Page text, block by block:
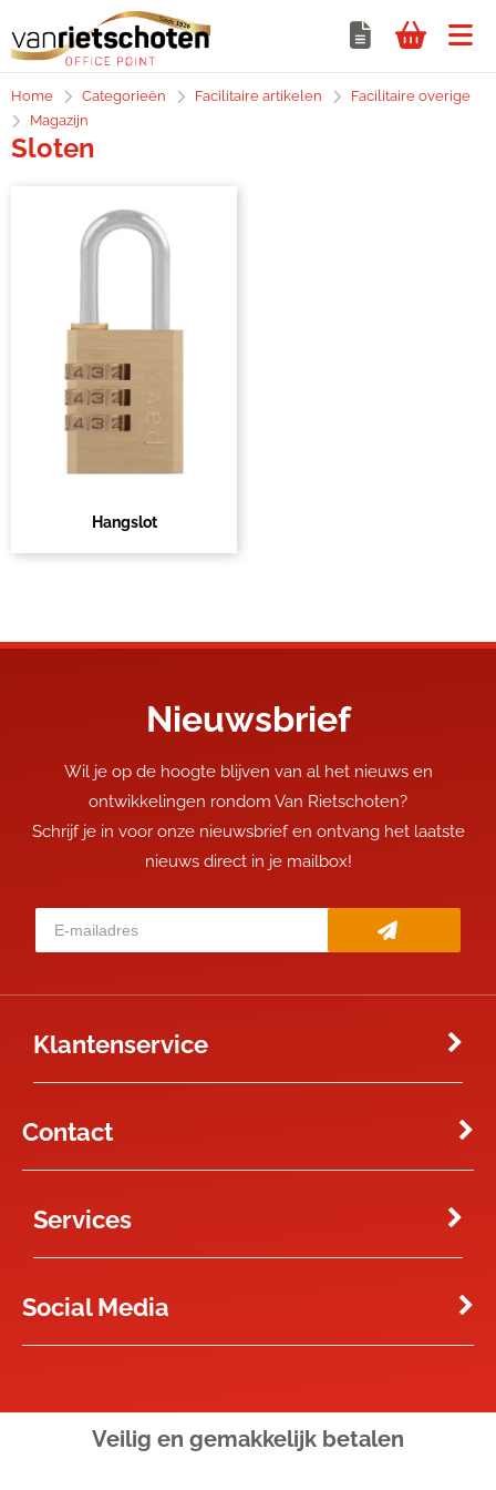
Home Categorieën Facilitaire artikelen
Facilitaire overige
Magazijn
Sloten
Hangslot
Nieuwsbrief
Wil je op de hoogte blijven van al het nieuws en
ontwikkelingen rondom Van Rietschoten?
Schrijf je in voor onze nieuwsbrief en ontvang het laatste
nieuws direct in je mailbox!
Klantenservice
Contact
Services
Social Media
Veilig en gemakkelijk betalen